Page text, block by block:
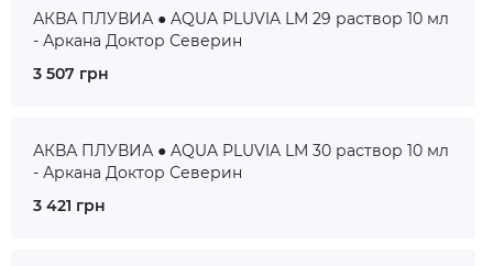
АКВА ПЛУВИА ● AQUA PLUVIA LM 29 раствор 10 мл
- Аркана Доктор Северин
3 507 грн
АКВА ПЛУВИА ● AQUA PLUVIA LM 30 раствор 10 мл
- Аркана Доктор Северин
3 421 грн